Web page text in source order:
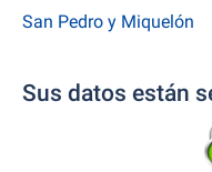
San Pedro y Miquelón
Sus datos están